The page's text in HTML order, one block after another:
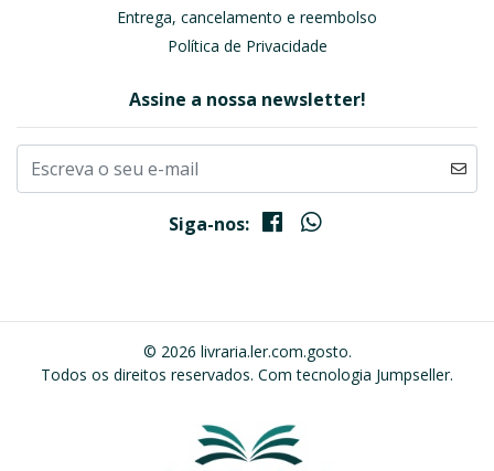
Entrega, cancelamento e reembolso
Política de Privacidade
Assine a nossa newsletter!
Siga-nos:
© 2026 livraria.ler.com.gosto.
Todos os direitos reservados. Com tecnologia Jumpseller.